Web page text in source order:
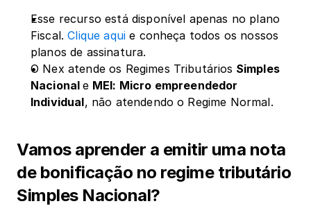
Esse recurso está disponível apenas no plano
Fiscal. Clique aqui e conheça todos os nossos
planos de assinatura.
O Nex atende os Regimes Tributários Simples
Nacional e MEI: Micro empreendedor
Individual, não atendendo o Regime Normal.
Vamos aprender a emitir uma nota
de bonificação no regime tributário
Simples Nacional?